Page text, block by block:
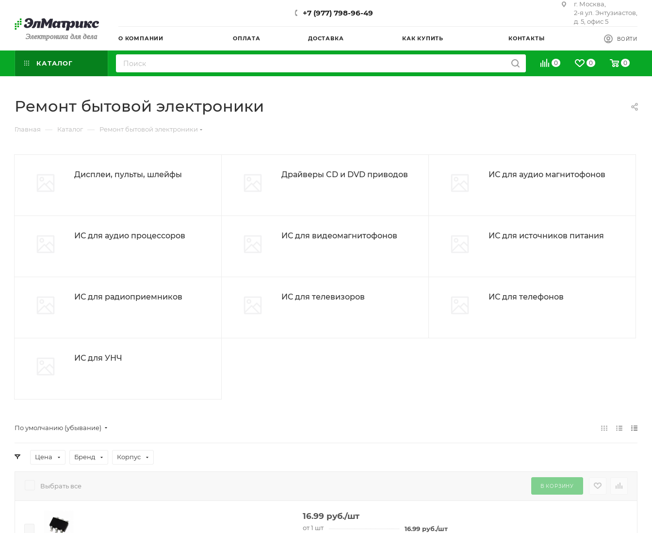
Электроника для дела
+7 (977) 798-96-49
г. Москва,
2-я ул. Энтузиастов,
д. 5, офис 5
О КОМПАНИИ ОПЛАТА ДОСТАВКА КАК КУПИТЬ КОНТАКТЫ ВОЙТИ
КАТАЛОГ 0 0 0
Ремонт бытовой электроники
Главная — Каталог — Ремонт бытовой электроники
Дисплеи, пульты, шлейфы Драйверы CD и DVD приводов ИС для аудио магнитофонов
ИС для аудио процессоров ИС для видеомагнитофонов ИС для источников питания
ИС для радиоприемников ИС для телевизоров ИС для телефонов
ИС для УНЧ
По умолчанию (убывание)
Цена Бренд Корпус
Выбрать все В КОРЗИНУ
16.99 руб./шт
от 1 шт 16.99руб./шт